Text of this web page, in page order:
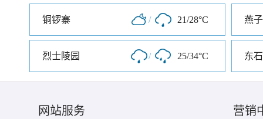
铜锣寨 / 21/28°C
烈士陵园 / 25/34°C 东
网站服务 营销